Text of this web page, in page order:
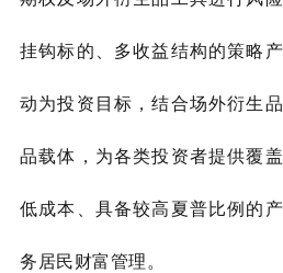
挂钩标的、多收益结构的策略
动为投资目标 ，结合场外衍生
品载体，为各类投资者提供覆
低成本、具备较高夏普比例的
务居民财富管理。